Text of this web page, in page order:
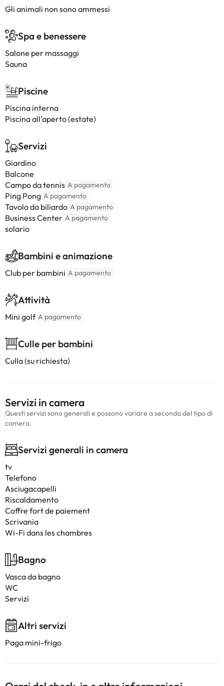
Gli animali non sono ammessi
Spa e benessere
Salone per massaggi
Sauna
Piscine
Piscina interna
Piscina all'aperto (estate)
Servizi
Giardino
Balcone
Campo da tennis A pagamento
Ping Pong A pagamento
Tavolo da biliardo A pagamento
Business Center A pagamento
solario
Bambini e animazione
Club per bambini A pagamento
Attività
Mini golf A pagamento
Culle per bambini
Culla (su richiesta)
Servizi in camera
Questi servizi sono generali e possono variare a seconda del tipo di
camera.
Servizi generali in camera
tv
Telefono
Asciugacapelli
Riscaldamento
Coffre fort de paiement
Scrivania
Wi-Fi dans les chambres
Bagno
Vasca da bagno
WC
Servizi
Altri servizi
Paga mini-frigo